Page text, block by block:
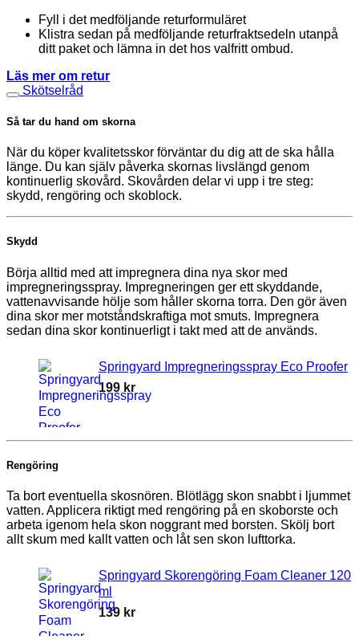
Fyll i det medföljande returformuläret
Klistra sedan på medföljande returfraktsedeln utanpå
ditt paket och lämna in det hos valfritt ombud.
Läs mer om retur
Skötselråd
Så tar du hand om skorna
När du köper kvalitetsskor förväntar du dig att de ska hålla
länge. Du kan själv påverka skornas livslängd genom
kontinuerlig skovård. Skovården delar vi upp i tre steg:
skydd, rengöring och skoblock.
Skydd
Börja alltid med att impregnera dina nya skor med
impregneringsspray. Impregneringen ger ett skyddande,
vattenavvisande hölje som håller skorna torra. Den gör även
dina skor mer motståndskraftiga mot smuts. Impregnera
sedan dina skor kontinuerligt i takt med att de används.
Springyard Impregneringsspray Eco Proofer
199 kr
Rengöring
Ta bort eventuella skosnören. Blötlägg skon snabbt i ljummet
vatten. Applicera riktigt med rengöring på en skoborste och
arbeta igenom hela skon noggrant med borsten. Skölj bort
allt skum med kallt vatten och låt sen skon lufttorka.
Springyard Skorengöring Foam Cleaner 120
ml
139 kr